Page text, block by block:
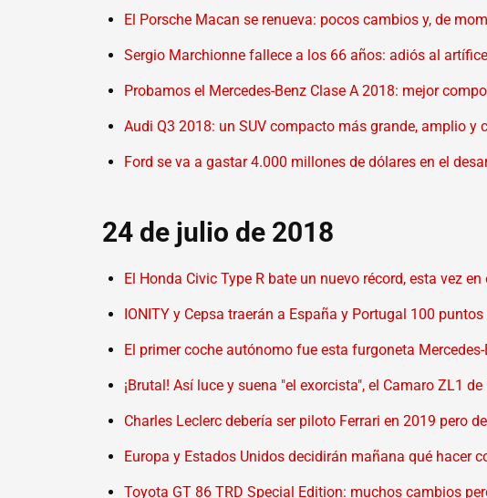
El Porsche Macan se renueva: pocos cambios y, de
Sergio Marchionne fallece a los 66 años: adiós al
Probamos el Mercedes-Benz Clase A 2018: mejor
Audi Q3 2018: un SUV compacto más grande, amplio
Ford se va a gastar 4.000 millones de dólares en el
24 de julio de 2018
El Honda Civic Type R bate un nuevo récord, esta vez
IONITY y Cepsa traerán a España y Portugal 100
El primer coche autónomo fue esta furgoneta
¡Brutal! Así luce y suena "el exorcista", el Camaro ZL1
Charles Leclerc debería ser piloto Ferrari en 2019 pero
Europa y Estados Unidos decidirán mañana qué hacer
Toyota GT 86 TRD Special Edition: muchos cambios